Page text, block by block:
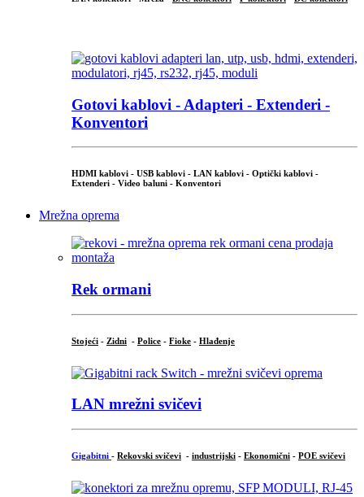
Gotovi kablovi - Adapteri - Extenderi -
Konventori
HDMI kablovi - USB kablovi - LAN kablovi - Optički kablovi -
Extenderi - Video baluni - Konventori
Mrežna oprema
Rek ormani
Stojeći - Zidni - Police - Fioke - Hlađenje
LAN mrežni svičevi
Gigabitni - Rekovski svičevi - industrijski - Ekonomični - POE svičevi